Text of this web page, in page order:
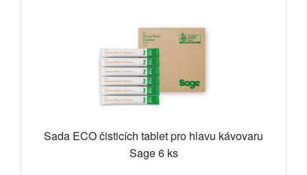
Sada ECO čisticích tablet pro hlavu kávovaru
Sage 6 ks